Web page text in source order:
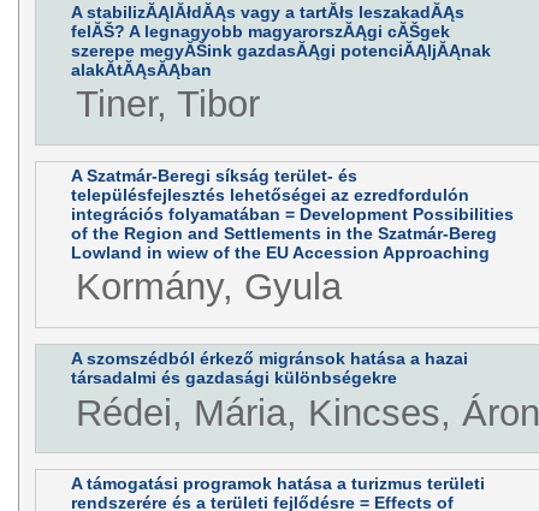
A stabilizĂĄlĂłdĂĄs vagy a tartĂłs leszakadĂĄs
felĂŠ? A legnagyobb magyarorszĂĄgi cĂŠgek
szerepe megyĂŠink gazdasĂĄgi potenciĂĄljĂĄnak
alakĂ­tĂĄsĂĄban
Tiner, Tibor
A Szatmár-Beregi síkság terület- és
településfejlesztés lehetőségei az ezredfordulón
integrációs folyamatában = Development Possibilities
of the Region and Settlements in the Szatmár-Bereg
Lowland in wiew of the EU Accession Approaching
Kormány, Gyula
A szomszédból érkező migránsok hatása a hazai
társadalmi és gazdasági különbségekre
Rédei, Mária, Kincses, Áron
A támogatási programok hatása a turizmus területi
rendszerére és a területi fejlődésre = Effects of